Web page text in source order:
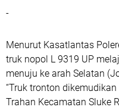
-
Menurut Kasatlantas
truk nopol L 9319 UP
menuju ke arah Selatan
“Truk tronton
Trahan Kecamatan Sluke